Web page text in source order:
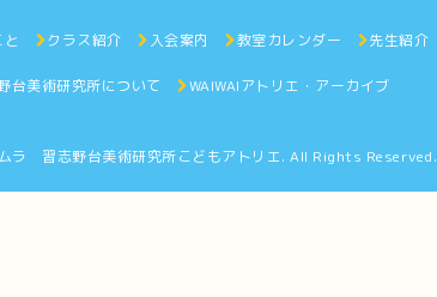
クラス紹介 入会案内 教室カレンダー 先生紹介
台美術研究所について WAIWAIアトリエ・アーカイブ
ラ 習志野台美術研究所こどもアトリエ. All Rights Reserved.